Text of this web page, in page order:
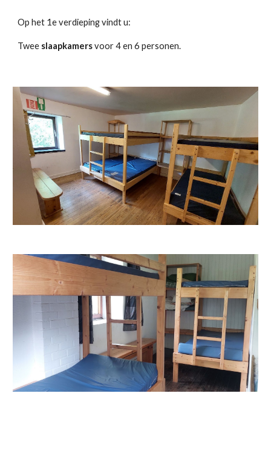
Op het 1e verdieping vindt u:
Twee slaapkamersvoor 4 en 6 personen.